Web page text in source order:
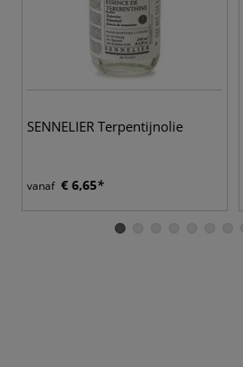
SENNELIER Terpentijnolie
vanaf € 6,65